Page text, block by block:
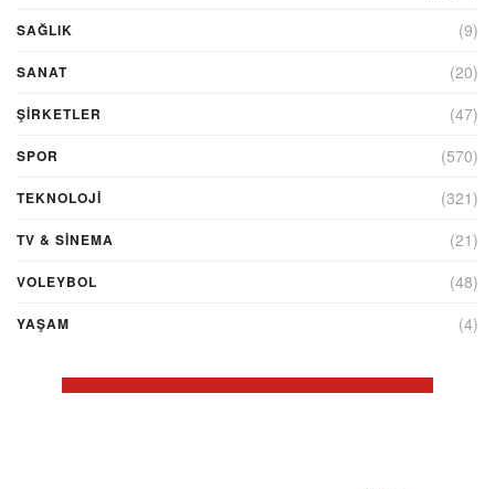
SAĞLIK (9)
SANAT (20)
ŞIRKETLER (47)
SPOR (570)
TEKNOLOJİ (321)
TV & SINEMA (21)
VOLEYBOL (48)
YAŞAM (4)